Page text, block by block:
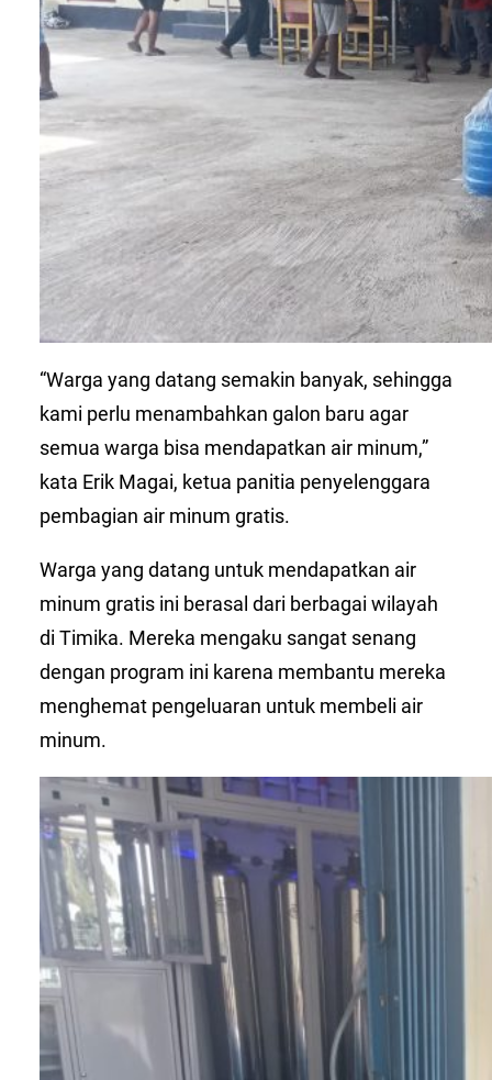
“Warga yang datang semakin banyak, sehingga
kami perlu menambahkan galon baru agar
semua warga bisa mendapatkan air minum,”
kata Erik Magai, ketua panitia penyelenggara
pembagian air minum gratis.
Warga yang datang untuk mendapatkan air
minum gratis ini berasal dari berbagai wilayah
di Timika. Mereka mengaku sangat senang
dengan program ini karena membantu mereka
menghemat pengeluaran untuk membeli air
minum.